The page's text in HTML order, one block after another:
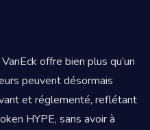
offre bien plus qu’un
peuvent désormais
et réglementé, reflétant
HYPE, sans avoir à